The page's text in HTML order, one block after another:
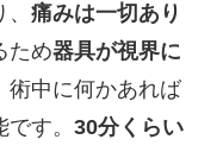
、痛みは一切あり
ため器具が視界に
術中に何かあれば
です。30分くらい